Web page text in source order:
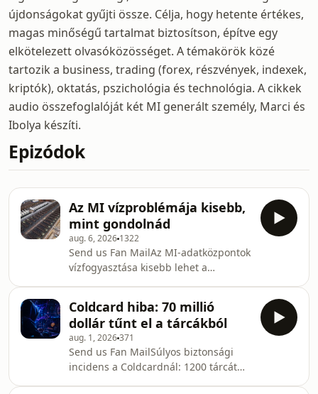
újdonságokat gyűjti össze. Célja, hogy hetente értékes,
magas minőségű tartalmat biztosítson, építve egy
elkötelezett olvasóközösséget. A témakörök közé
tartozik a business, trading (forex, részvények, indexek,
kriptók), oktatás, pszichológia és technológia. A cikkek
audio összefoglalóját két MI generált személy, Marci és
Ibolya készíti.
Epizódok
Az MI vízproblémája kisebb,
mint gondolnád
aug. 6, 2026 1322
Send us Fan MailAz MI-adatközpontok
vízfogyasztása kisebb lehet a
kockázatot jelenthet. A globális
vízválság valódi okai az elöregedett
hálózatokban, a mezőgazdaságban és
az egyszer használatos
vízrendszerekben keresendők. A
megoldáshoz szükséges technológiák
Coldcard hiba: 70 millió
dollár tűnt el a tárcákból
aug. 1, 2026371
Send us Fan MailSúlyos biztonsági
incidens a Coldcardnál: 1200 tárcát